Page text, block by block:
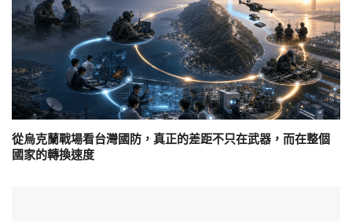
從烏克蘭戰場看台灣國防，真正的差距不只在武器，而在整個
國家的轉換速度